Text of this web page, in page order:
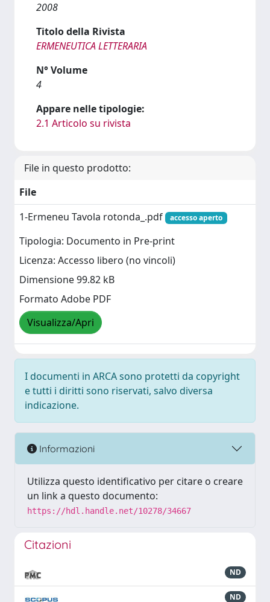
2008
Titolo della Rivista
ERMENEUTICA LETTERARIA
N° Volume
4
Appare nelle tipologie:
2.1 Articolo su rivista
File in questo prodotto:
File
1-Ermeneu Tavola rotonda_.pdf
accesso aperto
Tipologia: Documento in Pre-print
Licenza: Accesso libero (no vincoli)
Dimensione 99.82 kB
Formato Adobe PDF
Visualizza/Apri
I documenti in ARCA sono protetti da copyright
e tutti i diritti sono riservati, salvo diversa
indicazione.
Informazioni
Utilizza questo identificativo per citare o creare
un link a questo documento:
https://hdl.handle.net/10278/34667
Citazioni
ND
ND